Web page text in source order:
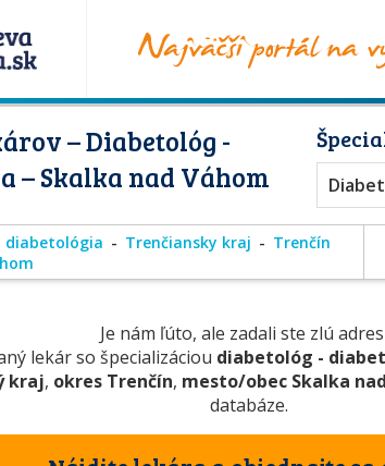
– Diabetológ -
– Skalka nad Váhom
diabetológia Trenčiansky kraj
Trenčín
Je nám ľúto, ale zadali ste zlú
lekár so špecializáciou diabetológ -
kraj, okres Trenčín, mesto/obec Skalka
databáze.